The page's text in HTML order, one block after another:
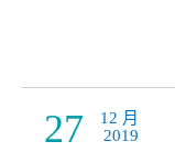
27
12 月
2019